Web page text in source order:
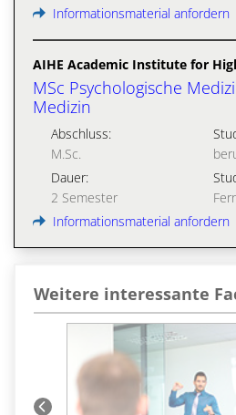
Informationsmaterial anfordern
AIHE Academic Institute for
MSc Psychologische
Medizin
Abschluss:
M.Sc.
Dauer:
2 Semester
Informationsmaterial anfordern
Weitere interessante